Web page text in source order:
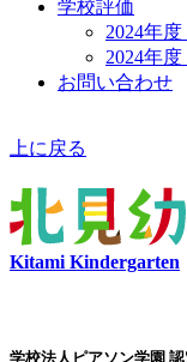
学校評価
2024年
2024年
お問い合わせ
上に戻る
Kitami Kindergarten
学校法人ピアソン学園